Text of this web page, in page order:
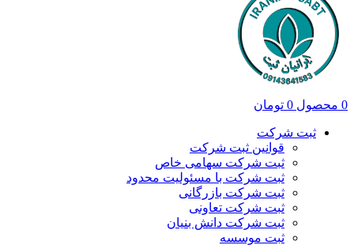
0 محصول 0 تومان
ثبت شرکت
قوانین ثبت شرکت
ثبت شرکت سهامی خاص
ثبت شرکت با مسئولیت محدود
ثبت شرکت بازرگانی
ثبت شرکت تعاونی
ثبت شرکت دانش بنیان
ثبت موسسه